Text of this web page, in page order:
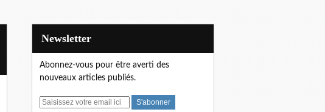
Newsletter
Abonnez-vous pour être averti des
nouveaux articles publiés.
E